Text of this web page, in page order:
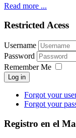
Read more ...
Restricted Acess
Username
Password
Remember Me
Log in
Forgot your
Forgot your
Registro en el